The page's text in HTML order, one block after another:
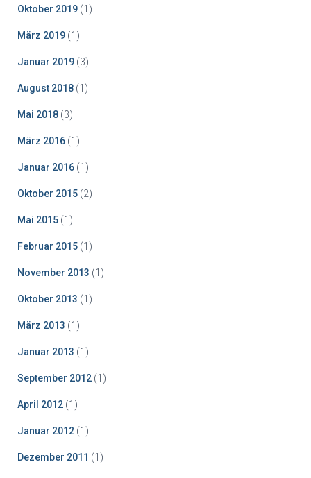
Oktober 2019 (1)
März 2019 (1)
Januar 2019 (3)
August 2018 (1)
Mai 2018 (3)
März 2016 (1)
Januar 2016 (1)
Oktober 2015 (2)
Mai 2015 (1)
Februar 2015 (1)
November 2013 (1)
Oktober 2013 (1)
März 2013 (1)
Januar 2013 (1)
September 2012 (1)
April 2012 (1)
Januar 2012 (1)
Dezember 2011 (1)